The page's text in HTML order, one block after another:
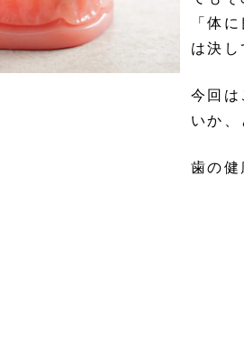
「体
は決し
今回は
いか、
歯の健